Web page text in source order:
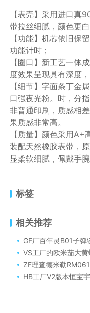
【表壳】采用进口真
带拉丝细腻，颜色更
【功能】机芯依旧保
功能计时；
【圈口】新工艺一体
度效果呈现具有深度，
【细节】字面条丁金
口强夜光粉。时，分
非普通印刷，质感相
果质感非常高。
【质量】颜色采用A+
装配天然橡胶表带，
显柔软细腻，佩戴手腕
标签
相关推荐
GF厂百年灵B01子弹链细节
VS工厂的欧米茄大
ZF理查德米勒RM061
HB工厂V2版本恒宝宇舶表